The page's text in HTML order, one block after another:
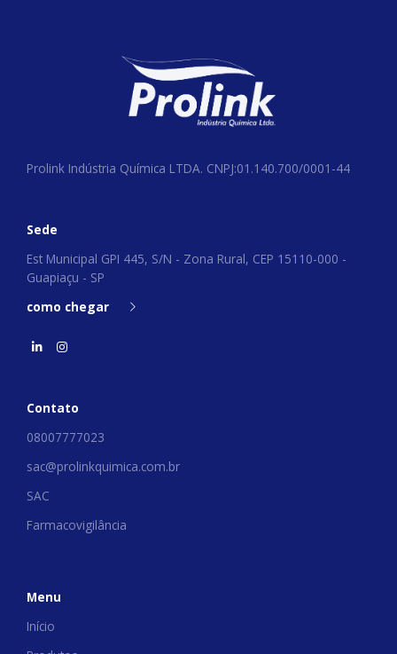
Prolink Indústria Química LTDA. CNPJ:01.140.700/0001-44
Sede
Est Municipal GPI 445, S/N - Zona Rural, CEP 15110-000 -
Guapiaçu - SP
como chegar
Contato
08007777023
sac@prolinkquimica.com.br
SAC
Farmacovigilância
Menu
Início